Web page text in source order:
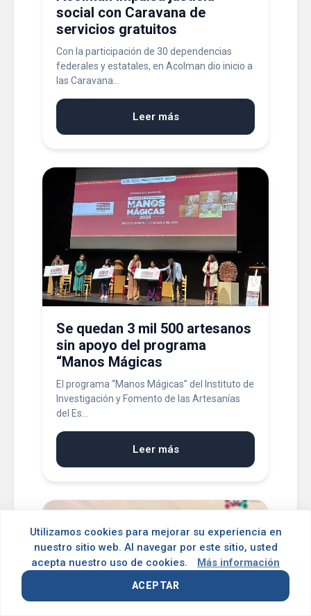
social con Caravana de
servicios gratuitos
Con la participación de 30 dependencias
federales y estatales, en Acolman dio inicio a
las Caravana...
Leer más
Se quedan 3 mil 500 artesanos
sin apoyo del programa
“Manos Mágicas
El programa “Manos Mágicas” del Instituto de
Investigación y Fomento de las Artesanías
del Es...
Leer más
Utilizamos cookies para mejorar su experiencia en
nuestro sitio web. Al navegar por este sitio, usted
acepta nuestro uso de cookies.
Más información
ACEPTAR